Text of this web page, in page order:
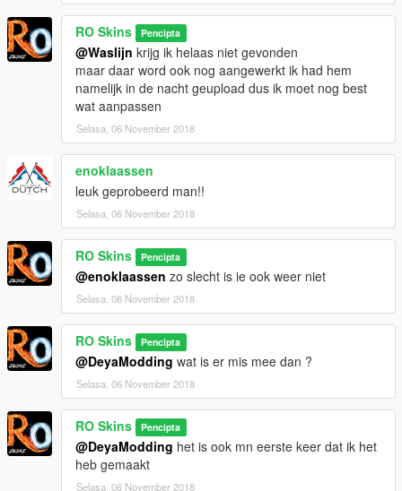
RO Skins Pencipta
@Waslijn krijg ik helaas niet gevonden
maar daar word ook nog aangewerkt ik had hem
namelijk in de nacht geupload dus ik moet nog best
wat aanpassen
Selasa, 06 November 2018
enoklaassen
leuk geprobeerd man!!
Selasa, 06 November 2018
RO Skins Pencipta
@enoklaassen zo slecht is ie ook weer niet
Selasa, 06 November 2018
RO Skins Pencipta
@DeyaModding wat is er mis mee dan ?
Selasa, 06 November 2018
RO Skins Pencipta
@DeyaModding het is ook mn eerste keer dat ik het
heb gemaakt
Selasa, 06 November 2018